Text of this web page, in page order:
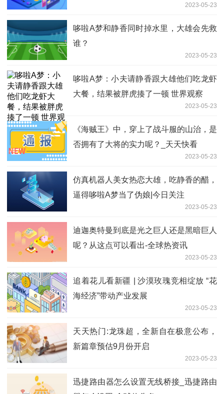
2023-05-23
哆啦A梦和静香同时掉水里，大雄会先救
谁？
2023-05-23
哆啦A梦：小夫请静香跟大雄他们吃龙虾
大餐，结果被胖虎揍了一顿 世界观察
2023-05-23
《海贼王》中，穿上了战斗服的山治，是
否拥有了大将的实力呢？_天天快看
2023-05-23
仿真机器人美女热恋大雄，吃静香的醋，
逼得哆啦A梦当了伪娘|今日关注
2023-05-23
迪迦奥特曼到底是光之巨人还是黑暗巨人
呢？从这点可以看出-全球热资讯
2023-05-23
追着花儿看新疆 | 沙漠玫瑰竞相绽放 “花
海经济”带动产业发展
2023-05-23
天天热门:龙珠超，全新自在极意公布，
新篇章预估9月份开启
2023-05-23
迅捷路由器怎么设置无线桥接_迅捷路由